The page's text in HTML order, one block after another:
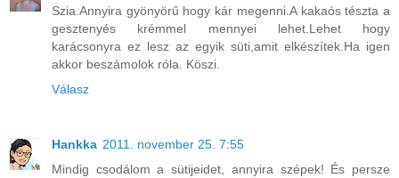
Szia.Annyira gyönyörű hogy kár megenni.A kakaós tészta a
gesztenyés krémmel mennyei lehet.Lehet hogy
karácsonyra ez lesz az egyik süti,amit elkészítek.Ha igen
akkor beszámolok róla. Köszi.
Válasz
Hankka 2011. november 25. 7:55
Mindig csodálom a sütijeidet, annyira szépek! És persze